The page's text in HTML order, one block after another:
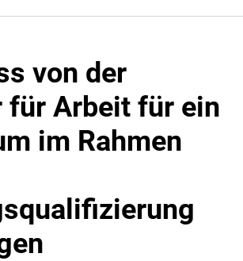
von der
für Arbeit für ein
im Rahmen